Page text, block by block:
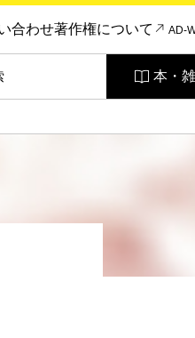
合わせ著作権について AD-
本・